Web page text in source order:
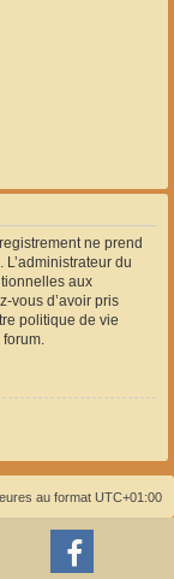
ne prend
du
aux
vous d’avoir pris
politique de vie
au format UTC+01:00